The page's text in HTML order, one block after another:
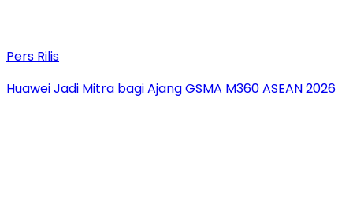
Pers Rilis
Huawei Jadi Mitra bagi Ajang GSMA M360 ASEAN 2026